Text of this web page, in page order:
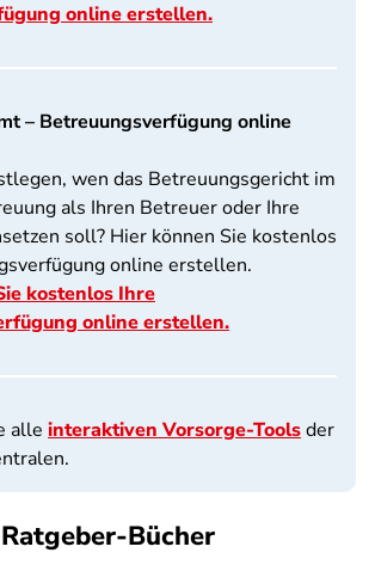
online erstellen.
– Betreuungsverfügung online
wen das Betreuungsgericht im
als Ihren Betreuer oder Ihre
soll? Hier können Sie kostenlos
online erstellen.
kostenlos Ihre
online erstellen.
alle interaktiven Vorsorge-Toolsder
Ratgeber-Bücher